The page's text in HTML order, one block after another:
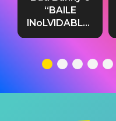
“BAILE
INoLVIDABLE”:
testo,
significato